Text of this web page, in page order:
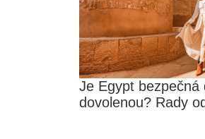
Je Egypt bezpečná
dovolenou? Rady